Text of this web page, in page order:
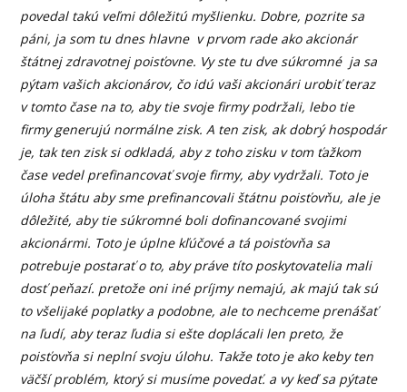
povedal takú veľmi dôležitú myšlienku. Dobre, pozrite sa
páni, ja som tu dnes hlavne v prvom rade ako akcionár
štátnej zdravotnej poisťovne. Vy ste tu dve súkromné ja sa
pýtam vašich akcionárov, čo idú vaši akcionári urobiť teraz
v tomto čase na to, aby tie svoje firmy podržali, lebo tie
firmy generujú normálne zisk. A ten zisk, ak dobrý hospodár
je, tak ten zisk si odkladá, aby z toho zisku v tom ťažkom
čase vedel prefinancovať svoje firmy, aby vydržali. Toto je
úloha štátu aby sme prefinancovali štátnu poisťovňu, ale je
dôležité, aby tie súkromné boli dofinancované svojimi
akcionármi. Toto je úplne kľúčové a tá poisťovňa sa
potrebuje postarať o to, aby práve títo poskytovatelia mali
dosť peňazí. pretože oni iné príjmy nemajú, ak majú tak sú
to všelijaké poplatky a podobne, ale to nechceme prenášať
na ľudí, aby teraz ľudia si ešte doplácali len preto, že
poisťovňa si neplní svoju úlohu. Takže toto je ako keby ten
väčší problém, ktorý si musíme povedať. a vy keď sa pýtate